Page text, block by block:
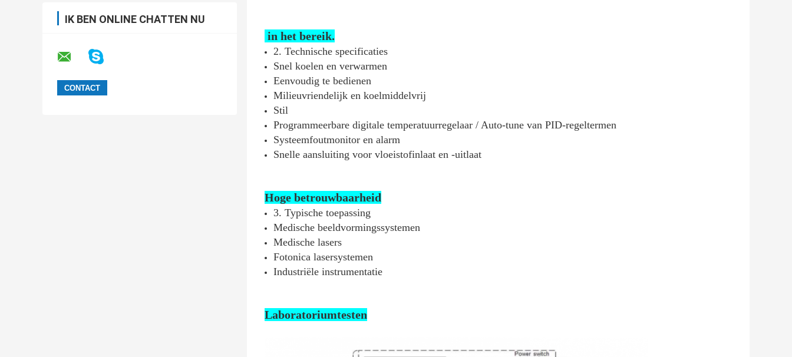
IK BEN ONLINE CHATTEN NU
in het bereik.
2. Technische specificaties
Snel koelen en verwarmen
Eenvoudig te bedienen
Milieuvriendelijk en koelmiddelvrij
Stil
Programmeerbare digitale temperatuurregelaar / Auto-tune van PID-regeltermen
Systeemfoutmonitor en alarm
Snelle aansluiting voor vloeistofinlaat en -uitlaat
Hoge betrouwbaarheid
3. Typische toepassing
Medische beeldvormingssystemen
Medische lasers
Fotonica lasersystemen
Industriële instrumentatie
Laboratoriumtesten